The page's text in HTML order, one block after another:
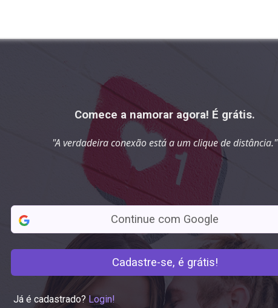
Comece a namorar agora! É grátis.
"A verdadeira conexão está a um cliquede distância."
Continue com Google
Cadastre-se, é grátis!
Já é cadastrado? Login!